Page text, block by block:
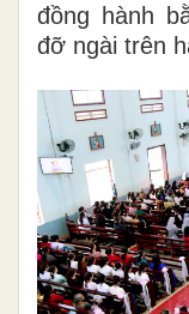
đồng hành
đỡ ngài trên